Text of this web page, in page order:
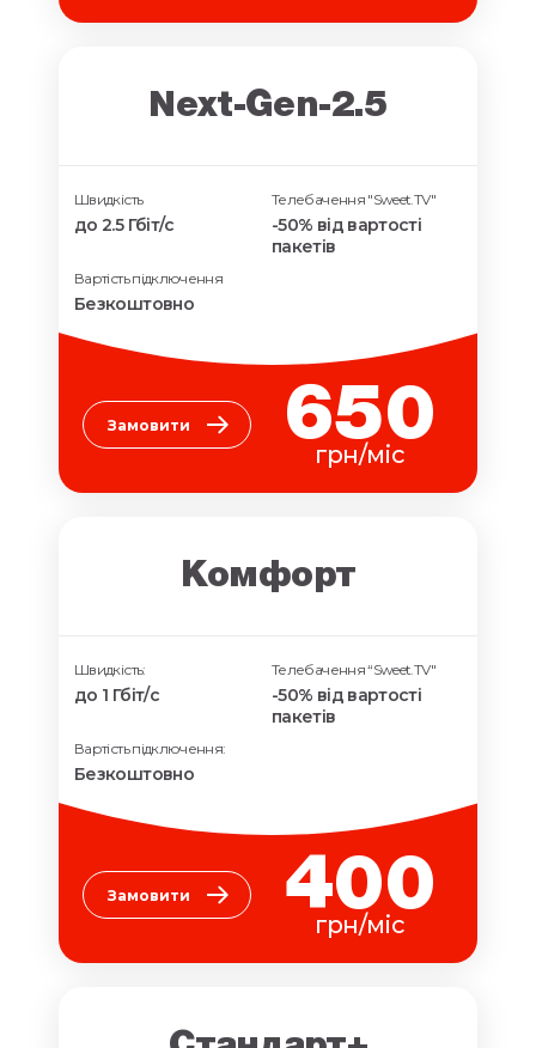
Next-Gen-2.5
Замовити
Швидкість
до 2.5 Гбіт/с
Телебачення "Sweet.TV"
-50% від вартості
пакетів
Вартість підключення
Безкоштовно
650
грн/міс
Комфорт
Замовити
Швидкість:
до 1 Гбіт/с
Телебачення “Sweet.TV"
-50% від вартості
пакетів
Вартість підключення:
Безкоштовно
400
грн/міс